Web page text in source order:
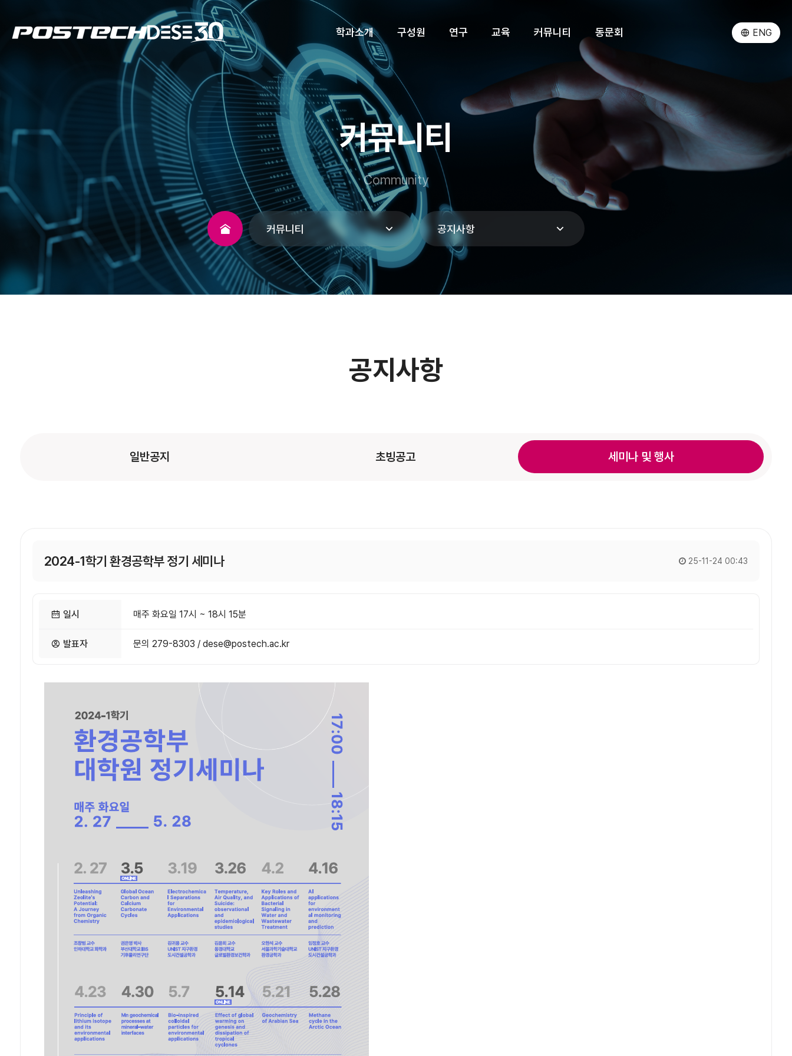
학과소개
About DESE
환경공학부란?
학과소개
연구분야
비전
연혁
현황
오시는길
관련링크
구성원
Member
교수진
전임교수
겸임교수
연구교수
외부겸직교수
명예교수
연구
Research
연구분야
수처리/에너지
기후변화/지구환경
환경소재
BK21
교육연구단장 인사말
교육연구단 구성
사업내용
신청서&보고서
자료실
교육
Education
학사일정 교과과정 AI-환경 프로그램
환경융합부전공 입학 박사자격시험
학위수여절차 졸업 장학
자료실
커뮤니티
Community
공지사항
일반공지
초빙공고
세미나 및 행사
DESE 뉴스
학과
환경인턴십프로그램
프로그램 소개
모집 및 운영 요강
참여 연구실
활동 모습
갤러리 기부릴레이
동문회
Alumni Association
동문회 소개
회장 인사말
조직도 및 임원 명단
가입신청
행사
예정 행사
지난 행사
FAQ
FAQ
문의하기
ENG
커뮤니티
Community
커뮤니티 공지사항
공지사항
일반공지 초빙공고 세미나 및 행사
2024-1학기 환경공학부 정기 세미나 25-11-24 00:43
일시 매주 화요일 17시 ~ 18시 15분
발표자 문의 279-8303 / dese@postech.ac.kr